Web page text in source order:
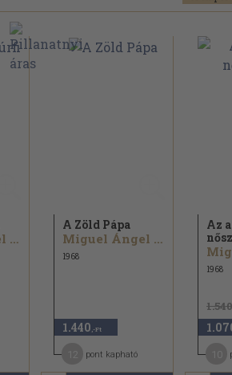
Miguel Ángel Asturias
A Zöld Pápa
Miguel Ángel Asturias
1968
1.440 ,-Ft
pont kapható
Az
1968